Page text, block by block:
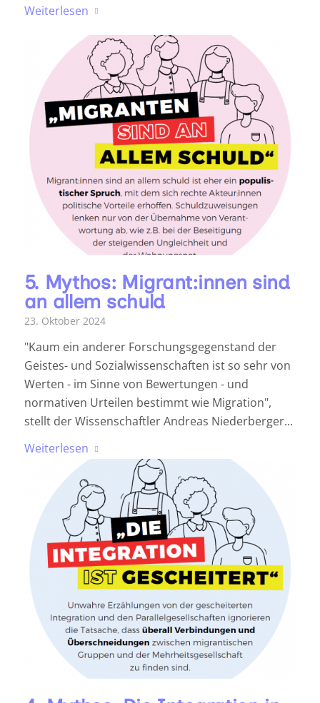
Weiterlesen
5. Mythos: Migrant:innen sind
an allem schuld
23. Oktober 2024
"Kaum ein anderer Forschungsgegenstand der
Geistes- und Sozialwissenschaften ist so sehr von
Werten - im Sinne von Bewertungen - und
normativen Urteilen bestimmt wie Migration",
stellt der Wissenschaftler Andreas Niederberger...
Weiterlesen